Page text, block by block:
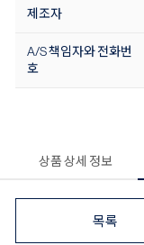
제조자
A/S 책임자와 전화번
호
상품 상세 정보
목록